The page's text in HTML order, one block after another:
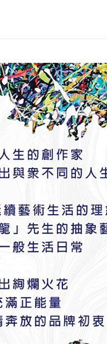
求債權轉讓予恩沛科技股份有限
２．關於個人資料處理事宜，請
https://aftee.tw/terms/#terms3
３．未成年的使用者請事先徵得
「AFTEE先享後付」，若未經同
任。
４．使用「AFTEE先享後付」時
即時審查核予不同之上限額度；
結果請求用戶進行身份認證。
５．嚴禁一人註冊多個帳號或使
形，恩沛科技股份有限公司將有
動。